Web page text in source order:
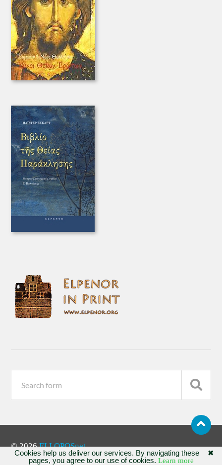
© 2026ELLOPOSnet
✖
Cookies help us deliver our services. By navigating these
pages, you agree to our use of cookies. Learn more